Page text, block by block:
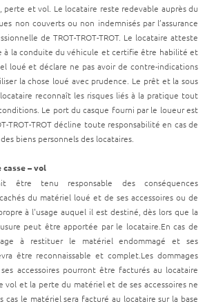
perte et vol. Le locataire reste redevable auprès du
non couverts ou non indemnisés par l’assurance
de TROT-TROT-TROT. Le locataire atteste
à la conduite du véhicule et certifie être habilité et
loué et déclare ne pas avoir de contre-indications
la chose loué avec prudence. Le prêt et la sous
reconnaît les risques liés à la pratique tout
Le port du casque fourni par le loueur est
TROT-TROT décline toute responsabilité en cas de
biens personnels des locataires.
– vol
être tenu responsable des conséquences
du matériel loué et de ses accessoires ou de
à l'usage auquel il est destiné, dès lors que la
peut être apportée par le locataire.En cas de
à restituer le matériel endommagé et ses
être reconnaissable et complet.Les dommages
accessoires pourront être facturés au locataire
vol et la perte du matériel et de ses accessoires ne
cas le matériel sera facturé au locataire sur la base